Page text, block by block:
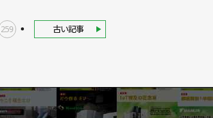
259 古い記事